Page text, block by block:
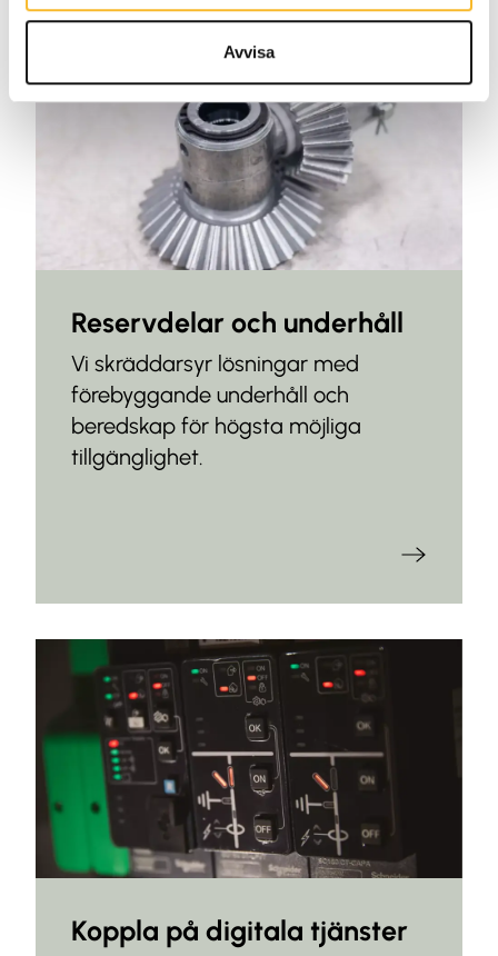
Avvisa
Reservdelar och underhåll
Vi skräddarsyr lösningar med
förebyggande underhåll och
beredskap för högsta möjliga
tillgänglighet.
Koppla på digitala tjänster